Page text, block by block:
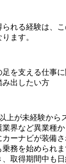
られる経験は、
ます。
を支える仕事
み出したい方
上が未経験から
界など異業種
ーナビが装備
務を始められ
取得期間中も